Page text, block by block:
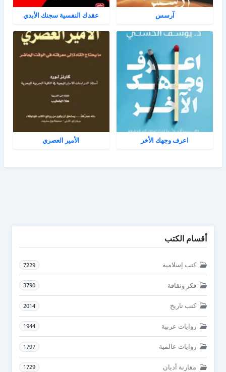
آرسس عقدك النفسية سجنك الأبدي
اعرف وجهك الأخر الأمير العصري
أقسام الكتب
كتب إسلامية 7229
فكر وثقافة 3790
كتب تاريخ 2014
روايات عربية 1944
روايات عالمية 1797
مقارنة أديان 1729